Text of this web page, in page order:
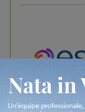
In vetrina 3 Agosto